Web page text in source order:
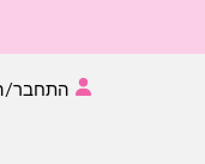
התחבר/